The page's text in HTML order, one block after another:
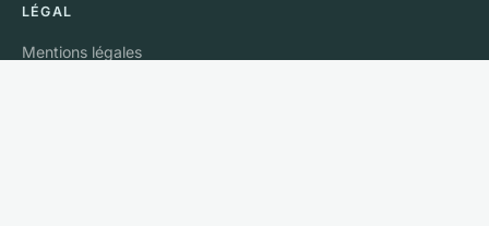
LÉGAL
Mentions légales